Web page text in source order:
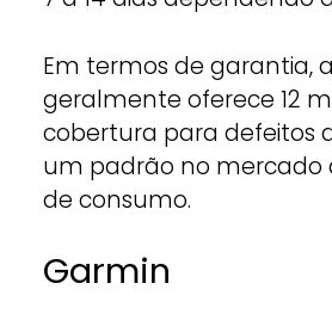
Em termos de garantia,
geralmente oferece 12
cobertura para defeitos
um padrão no mercado
de consumo.
Garmin